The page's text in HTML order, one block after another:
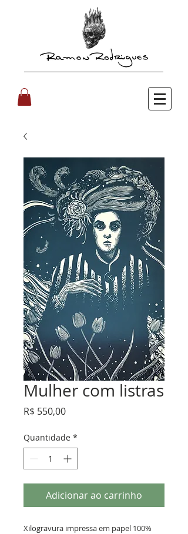
Mulher com listras
R$ 550,00Preço
Quantidade *
Adicionar ao carrinho
Xilogravura impressa em papel 100%